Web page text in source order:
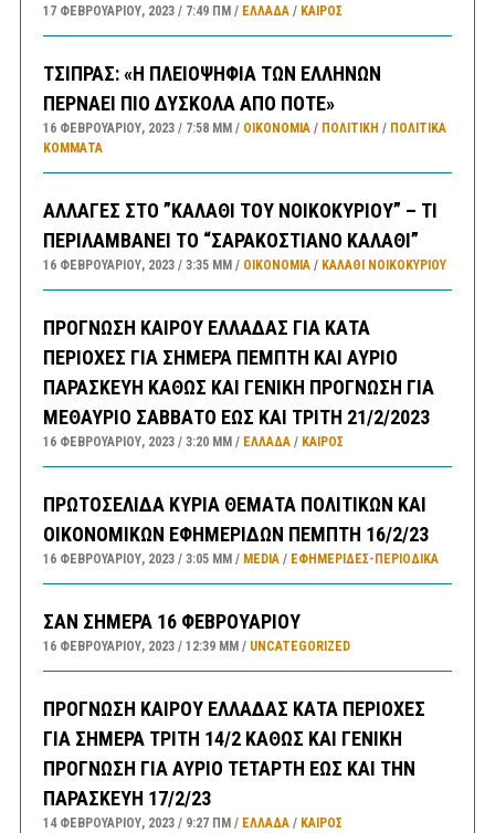
17 ΦΕΒΡΟΥΑΡΊΟΥ, 2023 7:49 ΠΜ ΕΛΛΑΔA/ ΚΑΙΡΌΣ
ΤΣΙΠΡΑΣ: «Η ΠΛΕΙΟΨΗΦΙΑ ΤΩΝ ΕΛΛΗΝΩΝ
ΠΕΡΝΑΕΙ ΠΙΟ ΔΥΣΚΟΛΑ ΑΠΟ ΠΟΤΕ»
16 ΦΕΒΡΟΥΑΡΊΟΥ, 2023 7:58 ΜΜ ΟΙΚΟΝΟΜΙΑ/ ΠΟΛΙΤΙΚΗ / ΠΟΛΙΤΙΚΆ
ΚΌΜΜΑΤΑ
ΑΛΛΑΓΕΣ ΣΤΟ ”ΚΑΛΑΘΙ ΤΟΥ ΝΟΙΚΟΚΥΡΙΟΥ” – ΤΙ
ΠΕΡΙΛΑΜΒΑΝΕΙ ΤΟ “ΣΑΡΑΚΟΣΤΙΑΝΟ ΚΑΛΑΘΙ”
16 ΦΕΒΡΟΥΑΡΊΟΥ, 2023 3:35 ΜΜ ΟΙΚΟΝΟΜΙΑ/ ΚΑΛΑΘΙ ΝΟΙΚΟΚΥΡΙΟΥ
ΠΡΟΓΝΩΣΗ ΚΑΙΡΟΥ ΕΛΛΑΔΑΣ ΓΙΑ ΚΑΤΑ
ΠΕΡΙΟΧΕΣ ΓΙΑ ΣΗΜΕΡΑ ΠΕΜΠΤΗ ΚΑΙ ΑΥΡΙΟ
ΠΑΡΑΣΚΕΥΗ ΚΑΘΩΣ ΚΑΙ ΓΕΝΙΚΗ ΠΡΟΓΝΩΣΗ ΓΙΑ
ΜΕΘΑΥΡΙΟ ΣΑΒΒΑΤΟ ΕΩΣ ΚΑΙ ΤΡΙΤΗ 21/2/2023
16 ΦΕΒΡΟΥΑΡΊΟΥ, 2023 3:20 ΜΜ ΕΛΛΑΔA/ ΚΑΙΡΌΣ
ΠΡΩΤΟΣΕΛΙΔΑ ΚΥΡΙΑ ΘΕΜΑΤΑ ΠΟΛΙΤΙΚΩΝ ΚΑΙ
ΟΙΚΟΝΟΜΙΚΩΝ ΕΦΗΜΕΡΙΔΩΝ ΠΕΜΠΤΗ 16/2/23
16 ΦΕΒΡΟΥΑΡΊΟΥ, 2023 3:05 ΜΜ MEDIA/ ΕΦΗΜΕΡΊΔΕΣ-ΠΕΡΙΟΔΙΚΆ
ΣΑΝ ΣΗΜΕΡΑ 16 ΦΕΒΡΟΥΑΡΙΟΥ
16 ΦΕΒΡΟΥΑΡΊΟΥ, 2023 12:39 ΜΜ UNCATEGORIZED
ΠΡΟΓΝΩΣΗ ΚΑΙΡΟΥ ΕΛΛΑΔΑΣ ΚΑΤΑ ΠΕΡΙΟΧΕΣ
ΓΙΑ ΣΗΜΕΡΑ ΤΡΙΤΗ 14/2 ΚΑΘΩΣ ΚΑΙ ΓΕΝΙΚΗ
ΠΡΟΓΝΩΣΗ ΓΙΑ ΑΥΡΙΟ ΤΕΤΑΡΤΗ ΕΩΣ ΚΑΙ ΤΗΝ
ΠΑΡΑΣΚΕΥΗ 17/2/23
14 ΦΕΒΡΟΥΑΡΊΟΥ, 2023 9:27 ΠΜ ΕΛΛΑΔA/ ΚΑΙΡΌΣ